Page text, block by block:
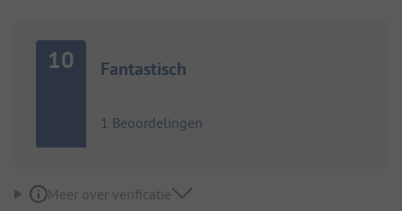
10 Fantastisch
1 Beoordelingen
Meer over verificatie